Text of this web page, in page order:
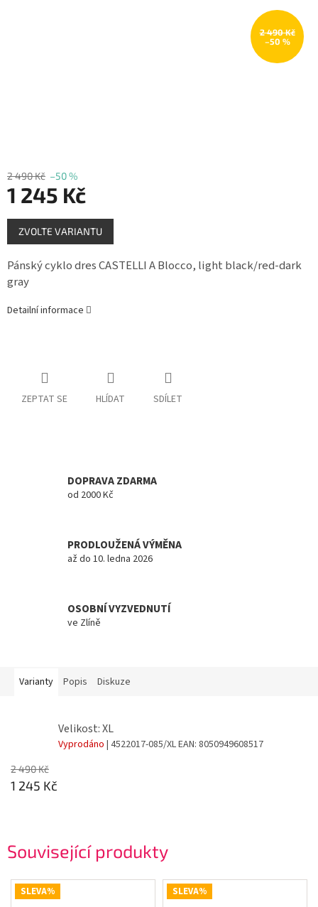
2 490 Kč
–50 %
2 490 Kč –50 %
1 245 Kč
Měrná
cena:
ZVOLTE VARIANTU
Pánský cyklo dres CASTELLI A Blocco, light black/red-dark
gray
Detailní informace
ZEPTAT SE HLÍDAT SDÍLET
DOPRAVA ZDARMA
od 2000 Kč
PRODLOUŽENÁ VÝMĚNA
až do 10. ledna 2026
OSOBNÍ VYZVEDNUTÍ
ve Zlíně
Související produkty
SLEVA% SLEVA%
Varianty Popis Diskuze
Velikost: XL
Vyprodáno | 4522017-085/XLEAN: 8050949608517
2 490 Kč
1 245 Kč